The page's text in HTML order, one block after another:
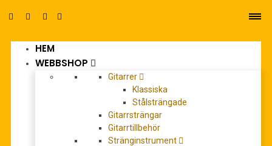
HEM
WEBBSHOP
Gitarrer
Klassiska
Stålsträngade
Gitarrsträngar
Gitarrtillbehör
Stränginstrument